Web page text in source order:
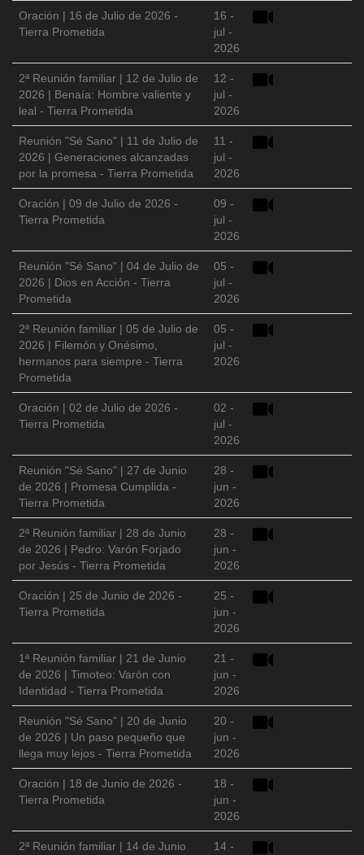
Oración | 16 de Julio de 2026 -
Tierra Prometida
16 -
jul -
2026
2ª Reunión familiar | 12 de Julio de
2026 | Benaía: Hombre valiente y
leal - Tierra Prometida
12 -
jul -
2026
Reunión "Sé Sano" | 11 de Julio de
2026 | Generaciones alcanzadas
por la promesa - Tierra Prometida
11 -
jul -
2026
Oración | 09 de Julio de 2026 -
Tierra Prometida
09 -
jul -
2026
Reunión "Sé Sano" | 04 de Julio de
2026 | Dios en Acción - Tierra
Prometida
05 -
jul -
2026
2ª Reunión familiar | 05 de Julio de
2026 | Filemón y Onésimo,
hermanos para siempre - Tierra
Prometida
05 -
jul -
2026
Oración | 02 de Julio de 2026 -
Tierra Prometida
02 -
jul -
2026
Reunión "Sé Sano" | 27 de Junio
de 2026 | Promesa Cumplida -
Tierra Prometida
28 -
jun -
2026
2ª Reunión familiar | 28 de Junio
de 2026 | Pedro: Varón Forjado
por Jesús - Tierra Prometida
28 -
jun -
2026
Oración | 25 de Junio de 2026 -
Tierra Prometida
25 -
jun -
2026
1ª Reunión familiar | 21 de Junio
de 2026 | Timoteo: Varón con
Identidad - Tierra Prometida
21 -
jun -
2026
Reunión "Sé Sano" | 20 de Junio
de 2026 | Un paso pequeño que
llega muy lejos - Tierra Prometida
20 -
jun -
2026
Oración | 18 de Junio de 2026 -
Tierra Prometida
18 -
jun -
2026
2ª Reunión familiar | 14 de Junio
14 -